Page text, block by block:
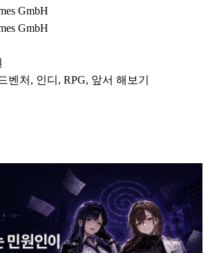
GmbH
GmbH
벤처, 인디, RPG, 앞서 해보기